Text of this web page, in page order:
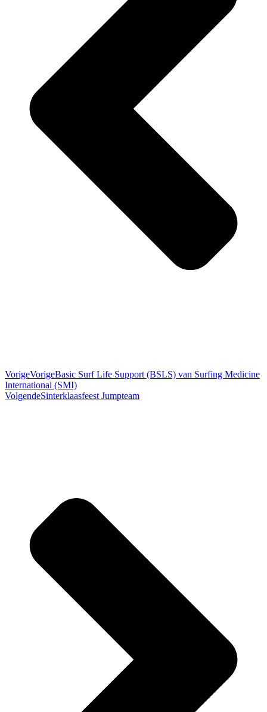
VorigeVorigeBasic Surf Life Support (BSLS) van Surfing Medicine
International (SMI)
VolgendeSinterklaasfeest Jumpteam